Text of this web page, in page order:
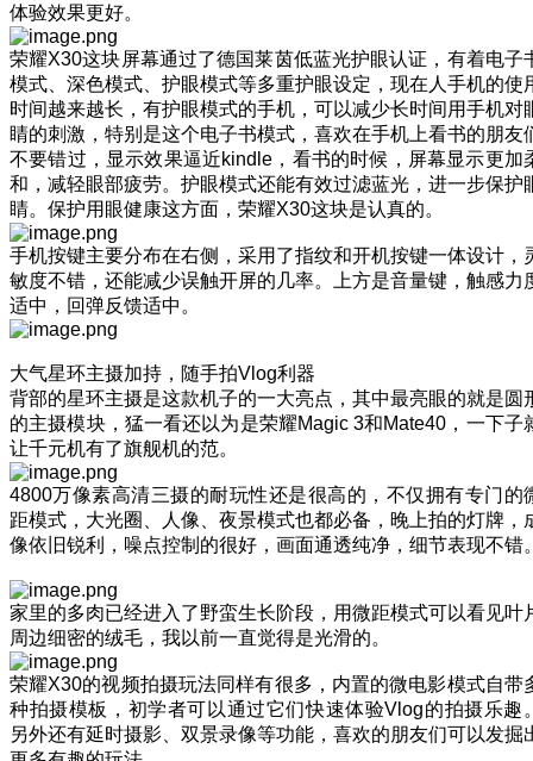
体验效果更好。
荣耀X30这块屏幕通过了德国莱茵低蓝光护眼认证，有着电子
模式、深色模式、护眼模式等多重护眼设定，现在人手机的使
时间越来越长，有护眼模式的手机，可以减少长时间用手机对
睛的刺激，特别是这个电子书模式，喜欢在手机上看书的朋友
不要错过，显示效果逼近kindle，看书的时候，屏幕显示更加
和，减轻眼部疲劳。护眼模式还能有效过滤蓝光，进一步保护
睛。保护用眼健康这方面，荣耀X30这块是认真的。
手机按键主要分布在右侧，采用了指纹和开机按键一体设计，
敏度不错，还能减少误触开屏的几率。上方是音量键，触感力
适中，回弹反馈适中。
大气星环主摄加持，随手拍Vlog利器
背部的星环主摄是这款机子的一大亮点，其中最亮眼的就是圆
的主摄模块，猛一看还以为是荣耀Magic 3和Mate40，一下子
让千元机有了旗舰机的范。
4800万像素高清三摄的耐玩性还是很高的，不仅拥有专门的
距模式，大光圈、人像、夜景模式也都必备，晚上拍的灯牌，
像依旧锐利，噪点控制的很好，画面通透纯净，细节表现不错
家里的多肉已经进入了野蛮生长阶段，用微距模式可以看见叶
周边细密的绒毛，我以前一直觉得是光滑的。
荣耀X30的视频拍摄玩法同样有很多，内置的微电影模式自带
种拍摄模板，初学者可以通过它们快速体验Vlog的拍摄乐趣
另外还有延时摄影、双景录像等功能，喜欢的朋友们可以发掘